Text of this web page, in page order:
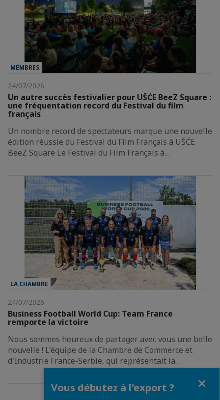
MEMBRES
24/07/2026
Un autre succès festivalier pour UŠĆE BeeZ Square :
une fréquentation record du Festival du film
français
Un nombre record de spectateurs marque une nouvelle
édition réussie du Festival du Film Français à UŠĆE
BeeZ Square Le Festival du Film Français à…
LA CHAMBRE
24/07/2026
Business Football World Cup: Team France
remporte la victoire
Nous sommes heureux de partager avec vous une belle
nouvelle ! L'équipe de la Chambre de Commerce et
d'Industrie France-Serbie, qui représentait la…
Vous débutez à l'export ?